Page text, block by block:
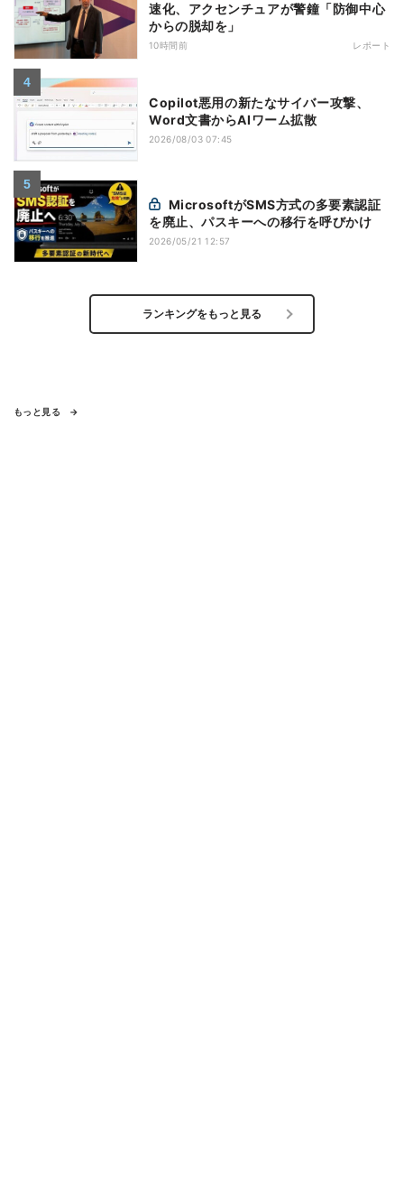
速化、アクセンチュアが警鐘「防御中心
からの脱却を」
10時間前 レポート
Copilot悪用の新たなサイバー攻撃、
Word文書からAIワーム拡散
2026/08/03 07:45
を廃止、パスキーへの移行を呼びかけ
2026/05/21 12:57
ランキングをもっと見る
もっと見る